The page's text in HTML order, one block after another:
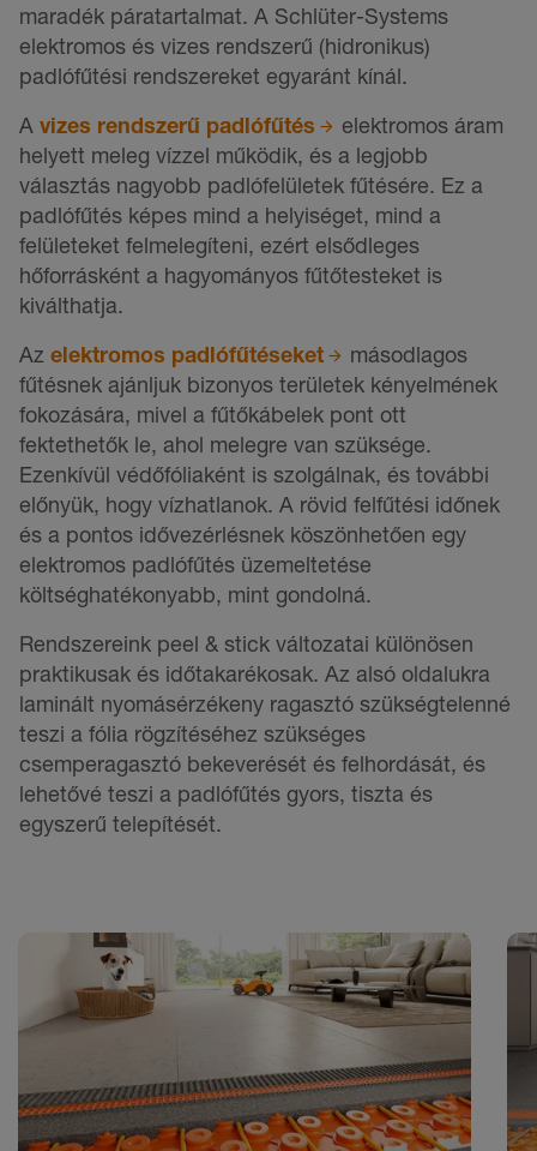
maradék páratartalmat. A Schlüter-Systems
elektromos és vizes rendszerű (hidronikus)
padlófűtési rendszereket egyaránt kínál.
A vizes rendszerű padlófűtés
elektromos áram
helyett meleg vízzel működik, és a legjobb
választás nagyobb padlófelületek fűtésére. Ez a
padlófűtés képes mind a helyiséget, mind a
felületeket felmelegíteni, ezért elsődleges
hőforrásként a hagyományos fűtőtesteket is
kiválthatja.
Az elektromos padlófűtéseket
másodlagos
fűtésnek ajánljuk bizonyos területek kényelmének
fokozására, mivel a fűtőkábelek pont ott
fektethetők le, ahol melegre van szüksége.
Ezenkívül védőfóliaként is szolgálnak, és további
előnyük, hogy vízhatlanok. A rövid felfűtési időnek
és a pontos idővezérlésnek köszönhetően egy
elektromos padlófűtés üzemeltetése
költséghatékonyabb, mint gondolná.
Rendszereink peel & stick változatai különösen
praktikusak és időtakarékosak. Az alsó oldalukra
laminált nyomásérzékeny ragasztó szükségtelenné
teszi a fólia rögzítéséhez szükséges
csemperagasztó bekeverését és felhordását, és
lehetővé teszi a padlófűtés gyors, tiszta és
egyszerű telepítését.